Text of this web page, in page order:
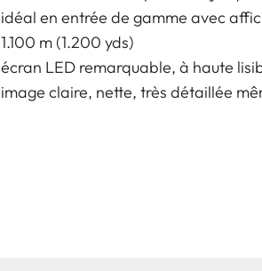
idéal en entrée de gamme avec
1.100 m (1.200 yds)
écran LED remarquable, à haute
image claire, nette, très détaillée